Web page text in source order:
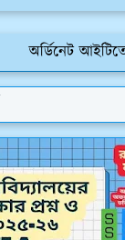
অর্ডিনেট